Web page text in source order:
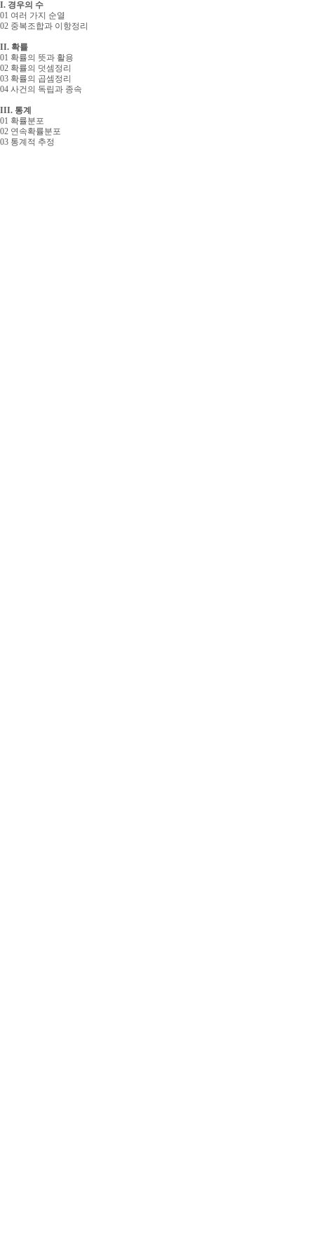
I. 경우의 수
01 여러 가지 순열
02 중복조합과 이항정리
II. 확률
01 확률의 뜻과 활용
02 확률의 덧셈정리
03 확률의 곱셈정리
04 사건의 독립과 종속
III. 통계
01 확률분포
02 연속확률분포
03 통계적 추정